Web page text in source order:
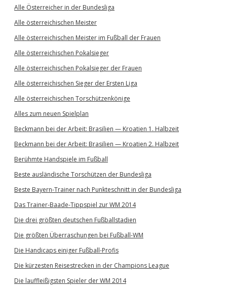
Alle Österreicher in der Bundesliga
Alle österreichischen Meister
Alle österreichischen Meister im Fußball der Frauen
Alle österreichischen Pokalsieger
Alle österreichischen Pokalsieger der Frauen
Alle österreichischen Sieger der Ersten Liga
Alle österreichischen Torschützenkönige
Alles zum neuen Spielplan
Beckmann bei der Arbeit: Brasilien — Kroatien 1. Halbzeit
Beckmann bei der Arbeit: Brasilien — Kroatien 2. Halbzeit
Berühmte Handspiele im Fußball
Beste ausländische Torschützen der Bundesliga
Beste Bayern-Trainer nach Punkteschnitt in der Bundesliga
Das Trainer-Baade-Tippspiel zur WM 2014
Die drei größten deutschen Fußballstadien
Die größten Überraschungen bei Fußball-WM
Die Handicaps einiger Fußball-Profis
Die kürzesten Reisestrecken in der Champions League
Die lauffleißigsten Spieler der WM 2014